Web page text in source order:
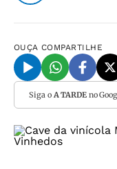
OUÇA COMPARTILHE
Siga o A TARDEno